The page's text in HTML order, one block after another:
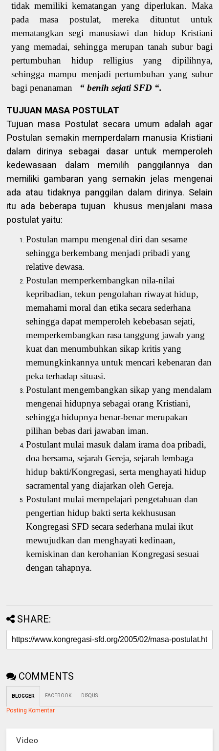
tidak memiliki kematangan yang diperlukan. Maka
pada masa postulat, mereka dituntut untuk
mematangkan segi manusiawi dan hidup Kristiani
yang memadai, sehingga merupan tanah subur bagi
pertumbuhan hidup relligius yang dipilihnya,
sehingga mampu menjadi pertumbuhan yang subur
bagi penanaman
“ benih sejati SFD “.
TUJUAN MASA POSTULAT
Tujuan masa Postulat secara umum adalah agar
Postulan semakin memperdalam manusia Kristiani
dalam dirinya sebagai dasar untuk memperoleh
kedewasaan dalam memilih panggilannya dan
memiliki gambaran yang semakin jelas mengenai
ada atau tidaknya panggilan dalam dirinya. Selain
itu ada beberapa tujuan
khusus menjalani masa
postulat yaitu:
Postulan mampu mengenal diri dan sesame
sehingga berkembang menjadi pribadi yang
relative dewasa.
Postulan memperkembangkan nila-nilai
kepribadian, tekun pengolahan riwayat hidup,
memahami moral dan etika secara sederhana
sehingga dapat memperoleh kebebasan sejati,
memperkembangkan rasa tanggung jawab yang
kuat dan menumbuhkan sikap kritis yang
memungkinkannya untuk mencari kebenaran dan
peka terhadap situasi.
Postulant mengembangkan sikap yang mendalam
mengenai hidupnya sebagai orang Kristiani,
sehingga hidupnya benar-benar merupakan
pilihan bebas dari jawaban iman.
Postulant mulai masuk dalam irama doa pribadi,
doa bersama, sejarah Gereja, sejarah lembaga
hidup bakti/Kongregasi, serta menghayati hidup
sacramental yang diajarkan oleh Gereja.
Postulant mulai mempelajari pengetahuan dan
pengertian hidup bakti serta kekhususan
Kongregasi SFD secara sederhana mulai ikut
mewujudkan dan menghayati kedinaan,
kemiskinan dan kerohanian Kongregasi sesuai
dengan tahapnya.
SHARE:
COMMENTS
BLOGGER FACEBOOK DISQUS
Posting Komentar
Video